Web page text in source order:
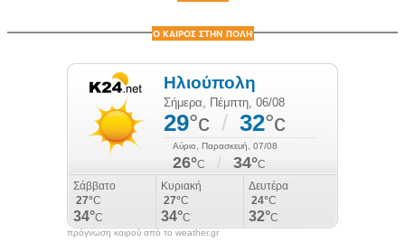
Ο ΚΑΙΡΟΣ ΣΤΗΝ ΠΟΛΗ
πρόγνωση καιρού από το weather.gr